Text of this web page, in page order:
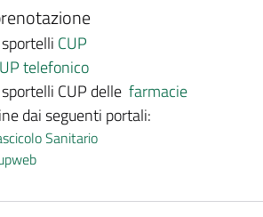
CUP
telefonico
CUP delle farmacie
dai seguenti portali:
Sanitario